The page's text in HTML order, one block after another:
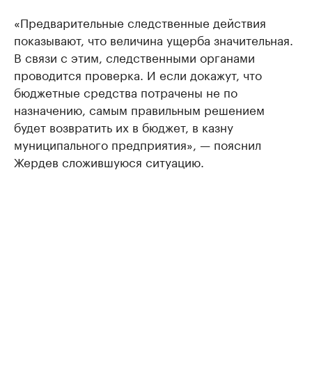
«Предварительные следственные действия
показывают, что величина ущерба значительная.
В связи с этим, следственными органами
проводится проверка. И если докажут, что
бюджетные средства потрачены не по
назначению, самым правильным решением
будет возвратить их в бюджет, в казну
муниципального предприятия», — пояснил
Жердев сложившуюся ситуацию.